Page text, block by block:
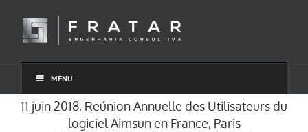
conteúdo
MENU
11 juin 2018, Reúnion Annuelle des Utilisateurs du
logiciel Aimsun en France, Paris